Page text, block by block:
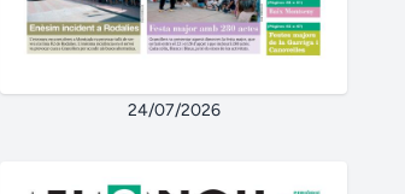
24/07/2026